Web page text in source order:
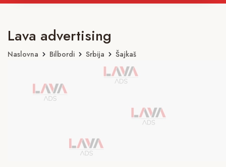
Lava advertising
Naslovna Bilbordi Srbija Šajkaš